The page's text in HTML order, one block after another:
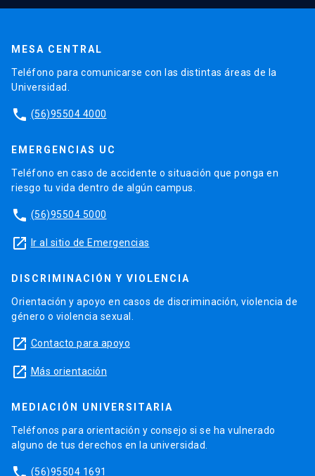
MESA CENTRAL
Teléfono para comunicarse con las distintas áreas de la
Universidad.
phone (56)95504 4000
EMERGENCIAS UC
Teléfono en caso de accidente o situación que ponga en
riesgo tu vida dentro de algún campus.
phone (56)95504 5000
launch Ir al sitio de Emergencias
DISCRIMINACIÓN Y VIOLENCIA
Orientación y apoyo en casos de discriminación, violencia de
género o violencia sexual.
launch Contacto para apoyo
launch Más orientación
MEDIACIÓN UNIVERSITARIA
Teléfonos para orientación y consejo si se ha vulnerado
alguno de tus derechos en la universidad.
(56)95504 1691